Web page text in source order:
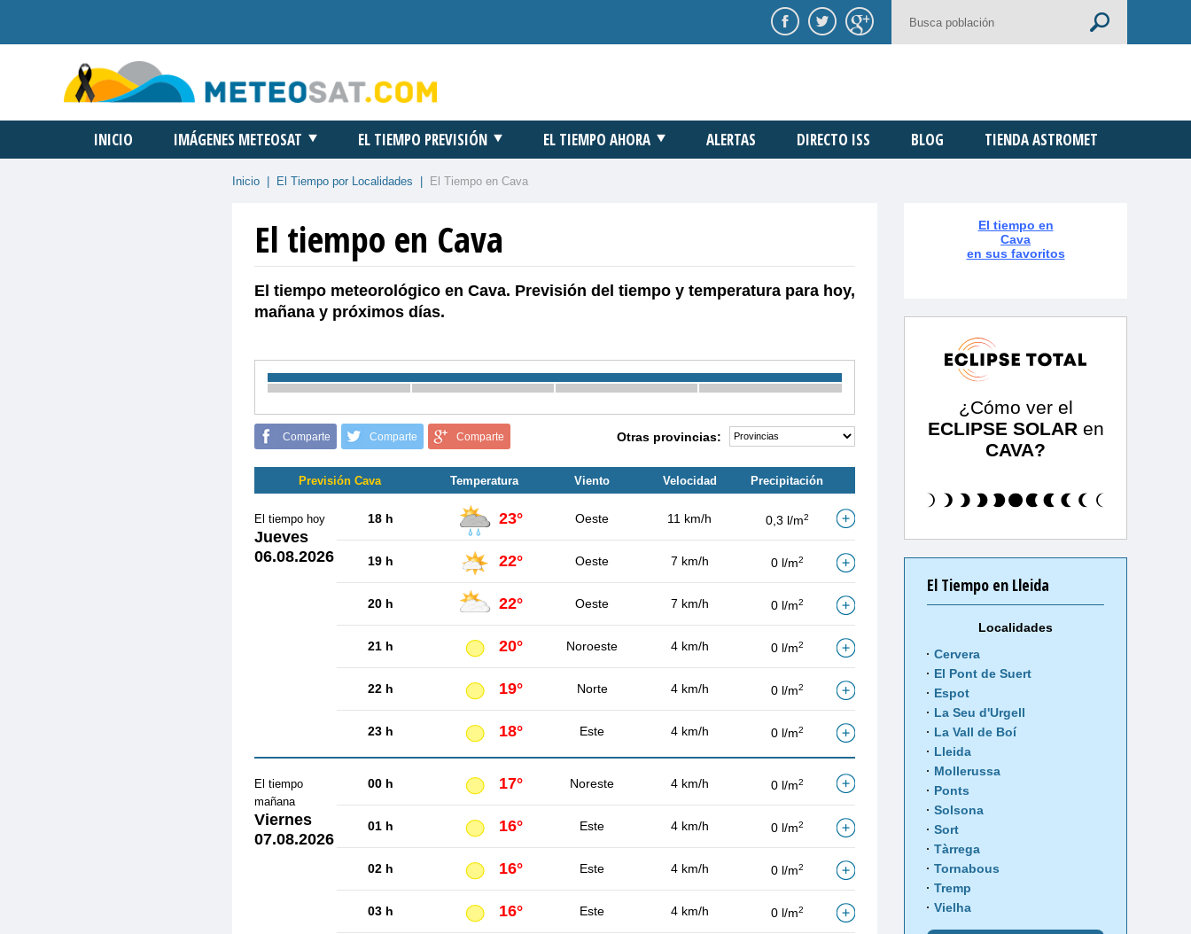
INICIO IMÁGENES METEOSAT EL TIEMPO PREVISIÓN EL TIEMPO AHORA ALERTAS DIRECTO ISS BLOG TIENDA ASTROMET
Inicio El Tiempo por Localidades El Tiempo en Cava
El tiempo en Cava
El tiempo meteorológico en Cava. Previsión del tiempo y temperatura para hoy,
mañana y próximos días.
Comparte Comparte Comparte Otras provincias:
Previsión Cava Temperatura Viento Velocidad Precipitación
El tiempo hoy
Jueves
06.08.2026
18 h 23° Oeste 11 km/h 0,3 l/m2
19 h 22° Oeste 7 km/h 0 l/m2
20 h 22° Oeste 7 km/h 0 l/m2
21 h 20° Noroeste 4 km/h 0 l/m2
22 h 19° Norte 4 km/h 0 l/m2
23 h 18° Este 4 km/h 0 l/m2
El tiempo
mañana
Viernes
07.08.2026
00 h 17° Noreste 4 km/h 0 l/m2
01 h 16° Este 4 km/h 0 l/m2
02 h 16° Este 4 km/h 0 l/m2
03 h 16° Este 4 km/h 0 l/m2
El tiempo en
Cava
en sus favoritos
¿Cómo ver el
ECLIPSE SOLAR en
CAVA?
El Tiempo en Lleida
Localidades
Cervera
El Pont de Suert
Espot
La Seu d'Urgell
La Vall de Boí
Lleida
Mollerussa
Ponts
Solsona
Sort
Tàrrega
Tornabous
Tremp
Vielha